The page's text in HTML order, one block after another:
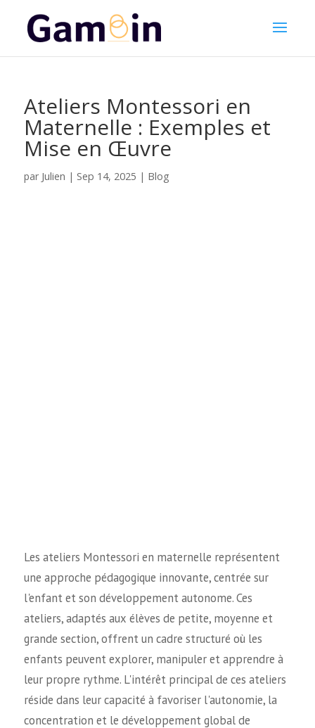
Ateliers Montessori en
Maternelle : Exemples et
Mise en Œuvre
par Julien | Sep 14, 2025 | Blog
Les ateliers Montessori en maternelle représentent
une approche pédagogique innovante, centrée sur
l'enfant et son développement autonome. Ces
ateliers, adaptés aux élèves de petite, moyenne et
grande section, offrent un cadre structuré où les
enfants peuvent explorer, manipuler et apprendre à
leur propre rythme. L'intérêt principal de ces ateliers
réside dans leur capacité à favoriser l'autonomie, la
concentration et le développement global de